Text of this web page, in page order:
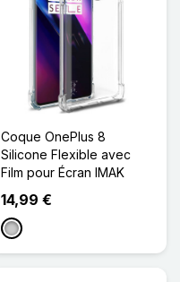
Coque OnePlus 8
Silicone Flexible avec
Film pour Écran IMAK
14,99 €
Transparent